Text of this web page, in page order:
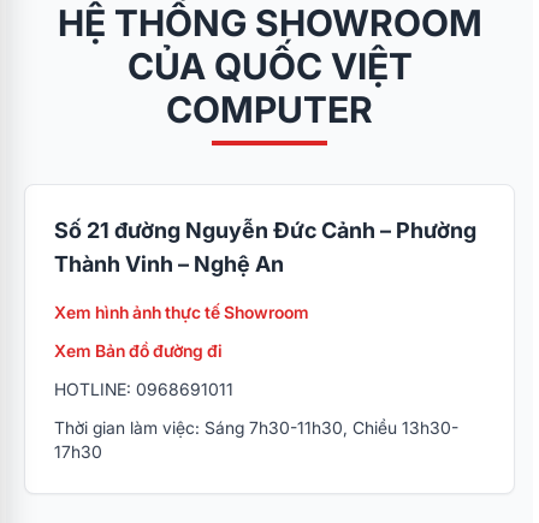
HỆ THỐNG SHOWROOM
CỦA QUỐC VIỆT
COMPUTER
Số 21 đường Nguyễn Đức Cảnh – Phường
Thành Vinh – Nghệ An
Xem hình ảnh thực tế Showroom
Xem Bản đồ đường đi
HOTLINE: 0968691011
Thời gian làm việc: Sáng 7h30-11h30, Chiều 13h30-
17h30